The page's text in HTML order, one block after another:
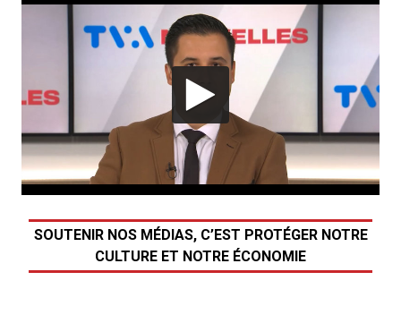
SOUTENIR NOS MÉDIAS, C’EST PROTÉGER NOTRE
CULTURE ET NOTRE ÉCONOMIE